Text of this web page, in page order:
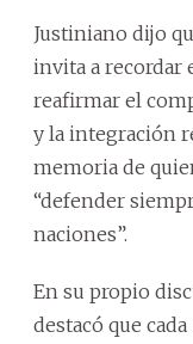
Justiniano dijo
invita a recordar
reafirmar el
y la integración
memoria de
“defender
naciones”.
En su propio
destacó que